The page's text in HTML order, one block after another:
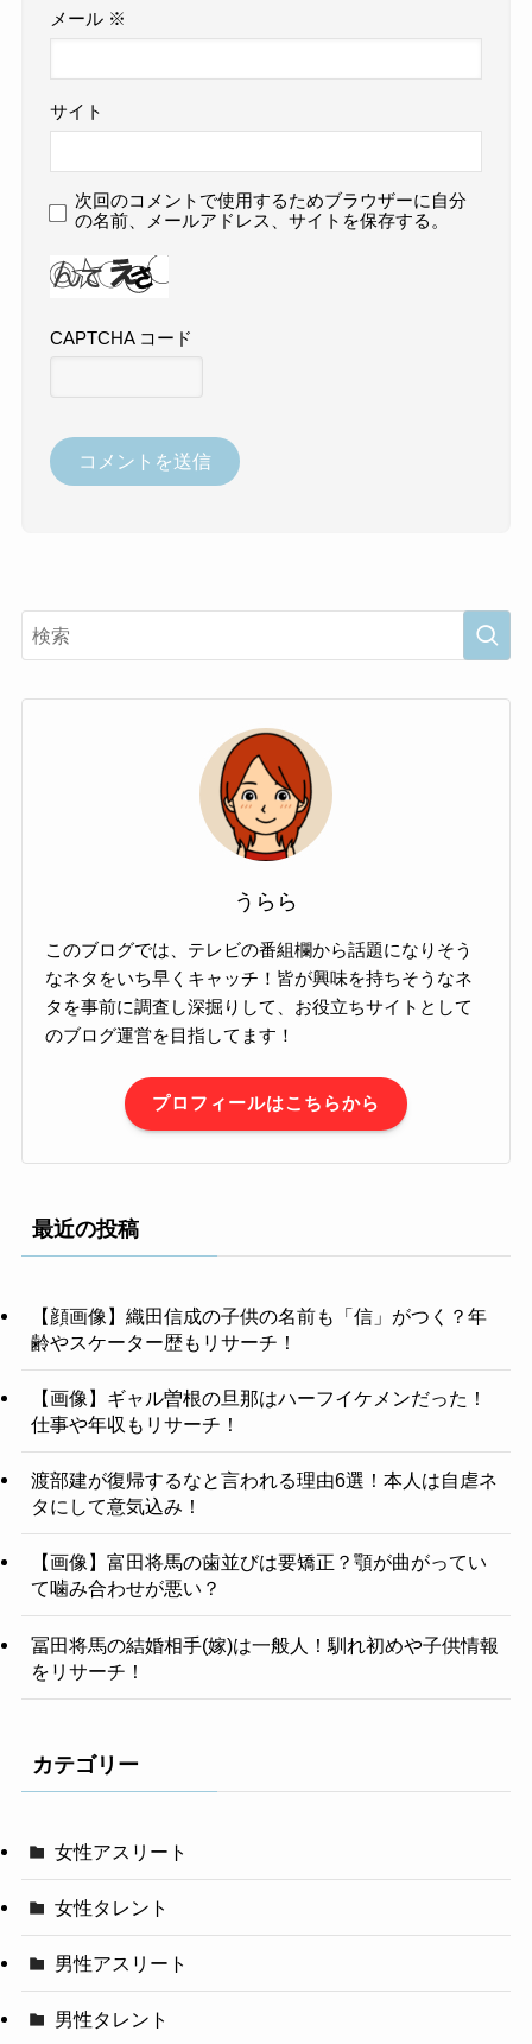
メール ※
サイト
次回のコメントで使用するためブラウザーに自分
の名前、メールアドレス、サイトを保存する。
CAPTCHA コード
うらら
このブログでは、テレビの番組欄から話題になりそう
なネタをいち早くキャッチ！皆が興味を持ちそうなネ
タを事前に調査し深掘りして、お役立ちサイトとして
のブログ運営を目指してます！
プロフィールはこちらから
最近の投稿
【顔画像】織田信成の子供の名前も「信」がつく？年
齢やスケーター歴もリサーチ！
【画像】ギャル曽根の旦那はハーフイケメンだった！
仕事や年収もリサーチ！
渡部建が復帰するなと言われる理由6選！本人は自虐ネ
タにして意気込み！
【画像】富田将馬の歯並びは要矯正？顎が曲がってい
て噛み合わせが悪い？
冨田将馬の結婚相手(嫁)は一般人！馴れ初めや子供情報
をリサーチ！
カテゴリー
女性アスリート
女性タレント
男性アスリート
男性タレント